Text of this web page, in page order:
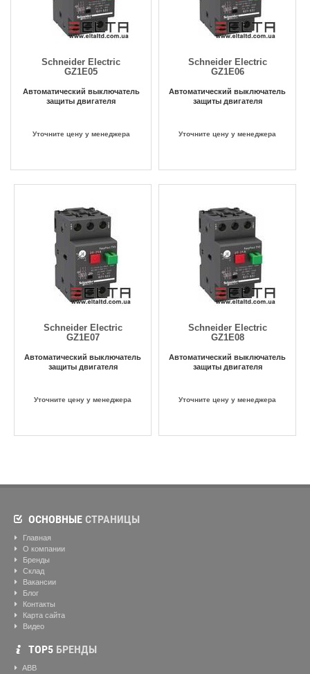
Schneider Electric
GZ1E05
Автоматический выключатель
защиты двигателя
Уточните цену у менеджера
Schneider Electric
GZ1E06
Автоматический выключатель
защиты двигателя
Уточните цену у менеджера
Schneider Electric
GZ1E07
Автоматический выключатель
защиты двигателя
Уточните цену у менеджера
Schneider Electric
GZ1E08
Автоматический выключатель
защиты двигателя
Уточните цену у менеджера
ОСНОВНЫЕ СТРАНИЦЫ
Главная
О компании
Бренды
Склад
Вакансии
Блог
Контакты
Карта сайта
Видео
ТОР5 БРЕНДЫ
ABB